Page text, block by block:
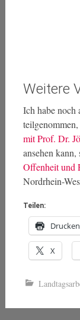
Weitere
Ich habe noch
mit Prof. Dr.
ansehen kann,
Offenheit und
Nordrhein-
Teilen:
Drucken
X